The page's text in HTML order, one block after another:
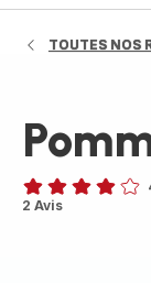
TOUTES NOS
Avis
2 Avis